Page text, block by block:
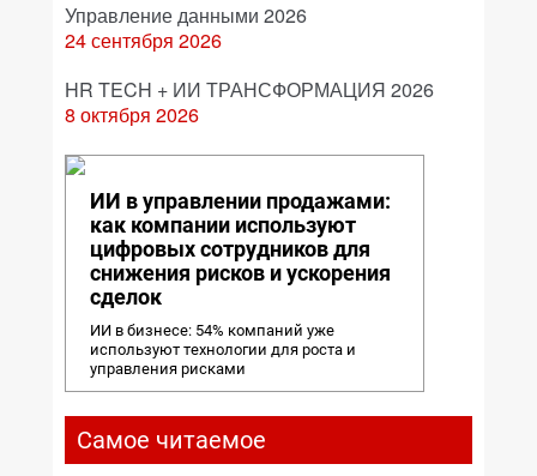
Управление данными 2026
24 сентября 2026
HR TECH + ИИ ТРАНСФОРМАЦИЯ 2026
8 октября 2026
ИИ в управлении продажами:
как компании используют
цифровых сотрудников для
снижения рисков и ускорения
сделок
ИИ в бизнесе: 54% компаний уже
используют технологии для роста и
управления рисками
Самое читаемое